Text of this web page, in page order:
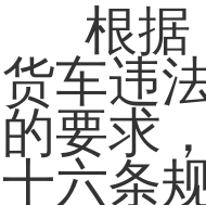
根据
货车违
的要求
十六条